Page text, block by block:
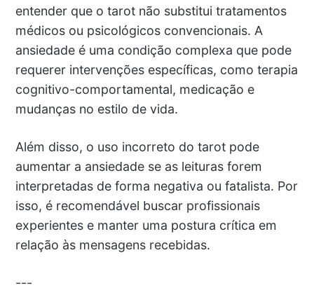
entender que o tarot não substitui tratamentos
médicos ou psicológicos convencionais. A
ansiedade é uma condição complexa que pode
requerer intervenções específicas, como terapia
cognitivo-comportamental, medicação e
mudanças no estilo de vida.
Além disso, o uso incorreto do tarot pode
aumentar a ansiedade se as leituras forem
interpretadas de forma negativa ou fatalista. Por
isso, é recomendável buscar profissionais
experientes e manter uma postura crítica em
relação às mensagens recebidas.
---